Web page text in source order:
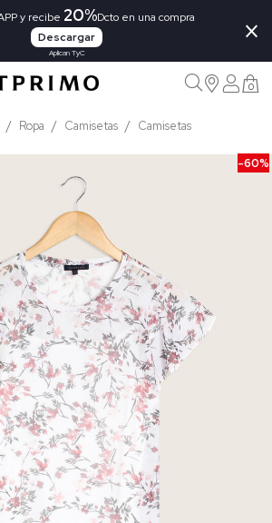
y recibe 20%Dcto en una compra
Descargar
Aplican TyC
×
0
Ropa Camisetas Camisetas
-60%